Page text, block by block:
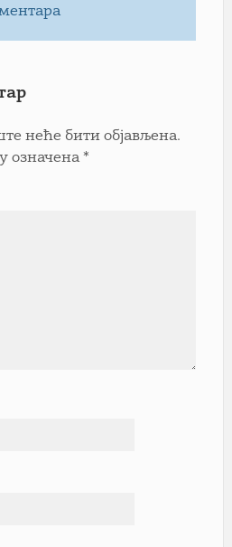
неће бити објављена.
означена *